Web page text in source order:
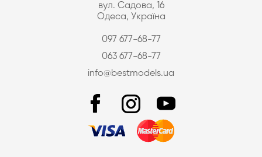
вул. Садова, 16
Одеса, Україна
097 677-68-77
063 677-68-77
info@bestmodels.ua